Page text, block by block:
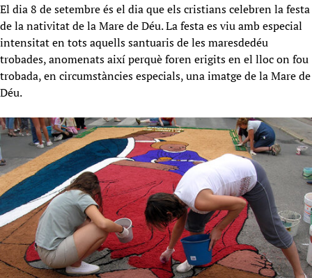
El dia 8 de setembre és el dia que els cristians celebren la festa
de la nativitat de la Mare de Déu. La festa es viu amb especial
intensitat en tots aquells santuaris de les maresdedéu
trobades, anomenats així perquè foren erigits en el lloc on fou
trobada, en circumstàncies especials, una imatge de la Mare de
Déu.